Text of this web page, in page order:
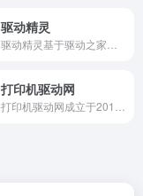
驱动精灵
打印机驱动网